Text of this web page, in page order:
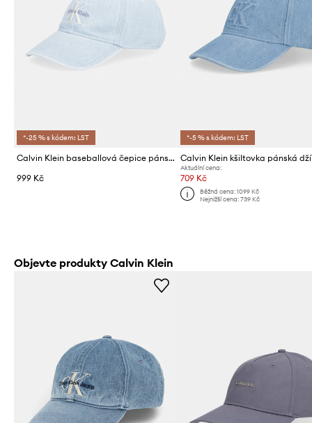
*-25 % s kódem: LST
Calvin Klein baseballová čepice pánská džínová
999 Kč
*-5 % s kódem: LST
Calvin Klein kšiltovka pánská
Aktuální cena:
709 Kč
Běžná cena: 1099 Kč
Nejnižší cena: 739 Kč
Objevte produkty Calvin Klein